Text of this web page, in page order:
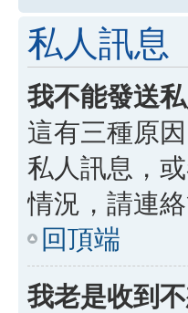
私人訊息
我不能發送私
這有三種原
私人訊息，
情況，請連
回頂端
我老是收到